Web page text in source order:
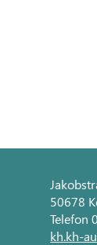
50678
Telefon
kh.kh-